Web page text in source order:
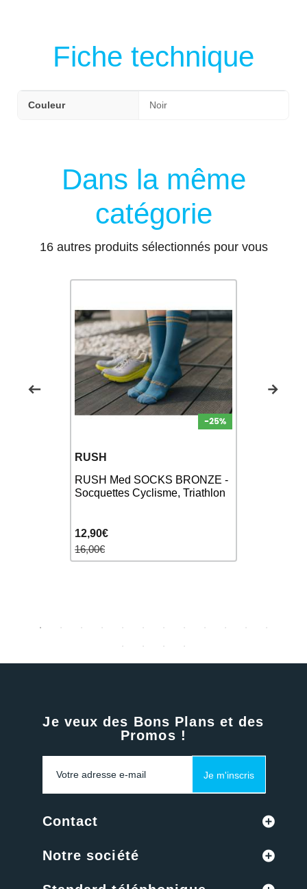
Fiche technique
Couleur Noir
Dans la même
catégorie
16 autres produits sélectionnés pour vous
RUSH
RUSH Med SOCKS BRONZE -
Socquettes Cyclisme, Triathlon
12,90€
16,00€
Je veux des Bons Plans et des
Promos !
Je m'inscris
Contact
Notre société